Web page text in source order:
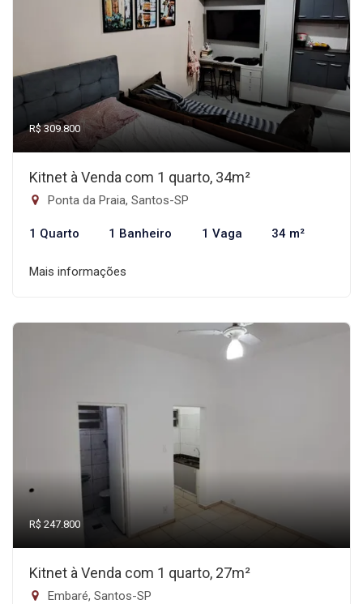
R$ 309.800
Kitnet à Venda com 1 quarto, 34m²
Ponta da Praia, Santos-SP
1 Quarto 1 Banheiro 1 Vaga 34 m²
Mais informações
R$ 247.800
Kitnet à Venda com 1 quarto, 27m²
Embaré, Santos-SP